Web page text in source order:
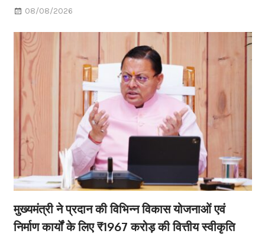
08/08/2026
मुख्यमंत्री ने प्रदान की विभिन्न विकास योजनाओं एवं
निर्माण कार्यों के लिए ₹1967 करोड़ की वित्तीय स्वीकृति